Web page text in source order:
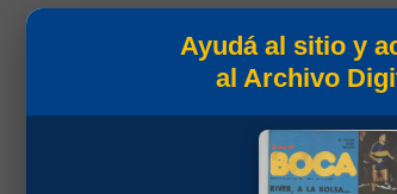
Torneo Apertura 2011
Ayudá al sitio y
al Archivo